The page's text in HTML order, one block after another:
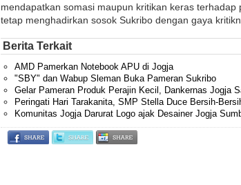
mendapatkan somasi maupun kritikan keras
tetap menghadirkan sosok Sukribo dengan gaya
Berita Terkait
AMD Pamerkan Notebook APU di Jogja
"SBY" dan Wabup Sleman Buka Pameran Sukribo
Gelar Pameran Produk Perajin Kecil, Dankernas Jogja
Peringati Hari Tarakanita, SMP Stella Duce Bersih-
Komunitas Jogja Darurat Logo ajak Desainer Jogja